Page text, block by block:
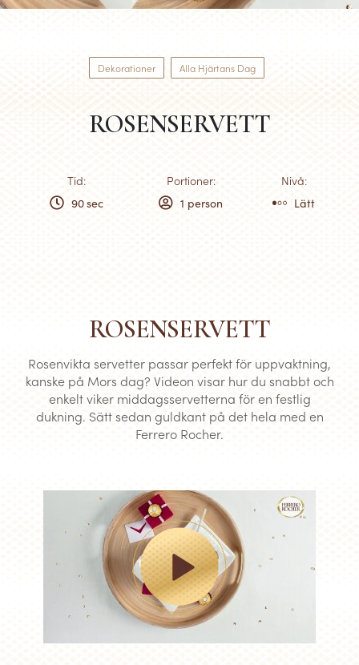
Dekorationer Alla Hjärtans Dag
ROSENSERVETT
Tid: Portioner:
Nivå:
90 sec
1 person Lätt
ROSENSERVETT
Rosenvikta servetter passar perfekt för uppvaktning,
kanske på Mors dag? Videon visar hur du snabbt och
enkelt viker middagsservetterna för en festlig
dukning. Sätt sedan guldkant på det hela med en
Ferrero Rocher.